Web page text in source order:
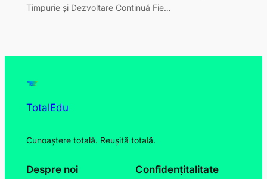
Timpurie și Dezvoltare Continuă Fie…
TotalEdu
Cunoaștere totală. Reușită totală.
Despre noi Confidențitalitate